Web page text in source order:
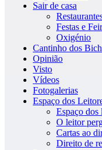
Sair de casa
Festas e
Oxigénio
Cantinho dos
Opinião
Visto
Vídeos
Fotogalerias
Espaço dos
Espaço dos
O leitor
Cartas ao
Direito de